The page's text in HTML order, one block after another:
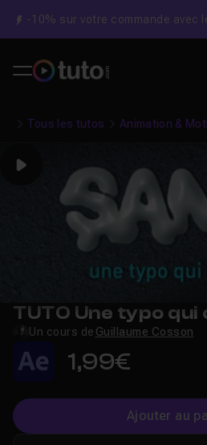
-10% sur votre commande avec
Tous les tutos Animation &
Play
TUTO Une typo qui
Un cours de Guillaume Cosson
1,99€
Ajouter au